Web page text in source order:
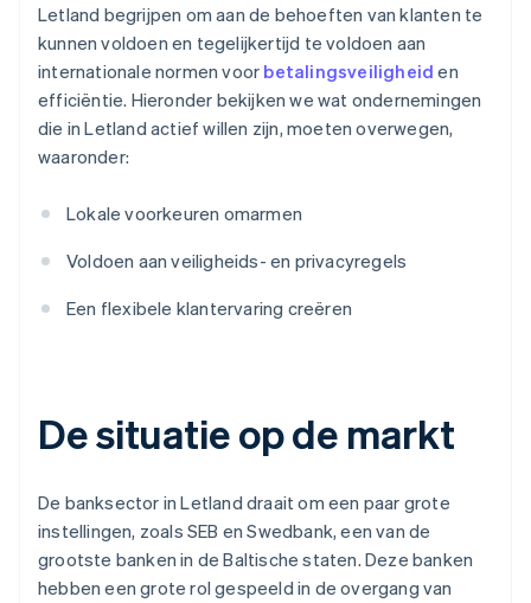
Letland begrijpen om aan de behoeften van klanten te
kunnen voldoen en tegelijkertijd te voldoen aan
internationale normen voor betalingsveiligheid en
efficiëntie. Hieronder bekijken we wat ondernemingen
die in Letland actief willen zijn, moeten overwegen,
waaronder:
Lokale voorkeuren omarmen
Voldoen aan veiligheids- en privacyregels
Een flexibele klantervaring creëren
De situatie op de markt
De banksector in Letland draait om een paar grote
instellingen, zoals SEB en Swedbank, een van de
grootste banken in de Baltische staten. Deze banken
hebben een grote rol gespeeld in de overgang van